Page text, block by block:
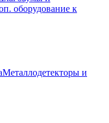
оборудование к
Металлодетекторы и